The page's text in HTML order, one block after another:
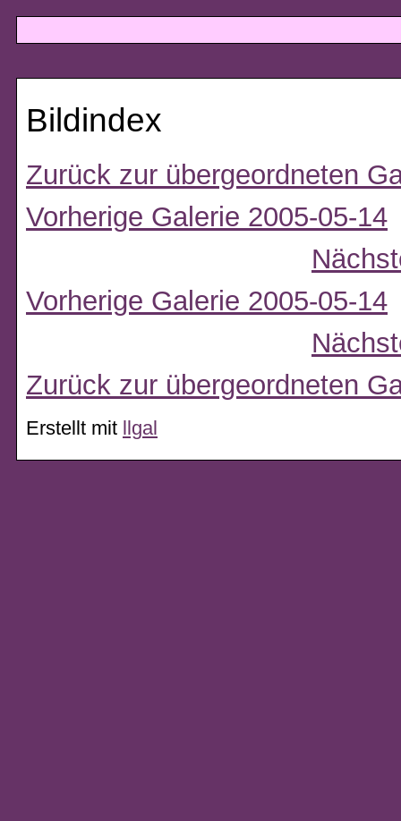
Bildindex
Zurück zur übergeordneten
Vorherige Galerie 2005-05-14
Vorherige Galerie 2005-05-14
Zurück zur übergeordneten
Erstellt mit llgal